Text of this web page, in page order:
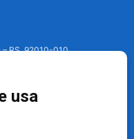
usa
– RS, 92010-010